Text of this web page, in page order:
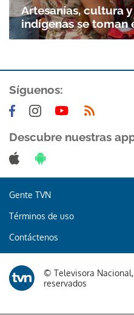
Gracias por
Artesanías, cultura
indígenas se toman
Síguenos:
Descubre nuestras
Gente TVN
Términos de uso
Contáctenos
© Televisora
reservados